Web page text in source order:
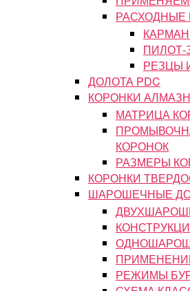
РАСХОДНЫЕ
ПИЛОТ-
РЕЗЦЫ
ДОЛОТА PDC
КОРОНКИ
МАТРИЦА
КОРОНОК
РАЗМЕРЫ
КОРОНКИ
ШАРОШЕЧНЫЕ
РЕЖИМЫ